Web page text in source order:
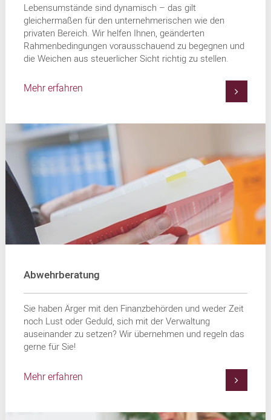
Lebensumstände sind dynamisch – das gilt
gleichermaßen für den unternehmerischen wie den
privaten Bereich. Wir helfen Ihnen, geänderten
Rahmenbedingungen vorausschauend zu begegnen und
die Weichen aus steuerlicher Sicht richtig zu stellen.
Mehr erfahren
Abwehrberatung
Sie haben Ärger mit den Finanzbehörden und weder Zeit
noch Lust oder Geduld, sich mit der Verwaltung
auseinander zu setzen? Wir übernehmen und regeln das
gerne für Sie!
Mehr erfahren